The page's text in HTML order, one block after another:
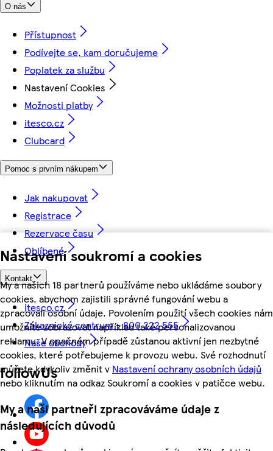
Nastavení soukromí a cookies
My a našich 18 partnerů používáme nebo ukládáme soubory
cookies, abychom zajistili správné fungování webu a
zpracovali osobní údaje. Povolením použití všech cookies nám
umožníte zobrazovat například také personalizovanou
reklamu. V opačném případě zůstanou aktivní jen nezbytné
cookies, které potřebujeme k provozu webu. Své rozhodnutí
můžete kdykoliv změnit v Nastavení ochrany osobních údajů
nebo kliknutím na odkaz Soukromí a cookies v patičce webu.
My a naši partneři zpracováváme údaje z
následujících důvodů
O nás
Přístupnost
Podívejte se, kam doručujeme
Poplatek za službu
Nastavení Cookies
Možnosti platby
itesco.cz
Clubcard
Pomoc s prvním nákupem
Jak nakupovat
Registrace
Rezervace času
Oblíbené
Kontakt
itesco.cz
Zákaznické centrum - 800 222 555
Naše obchody
followUs